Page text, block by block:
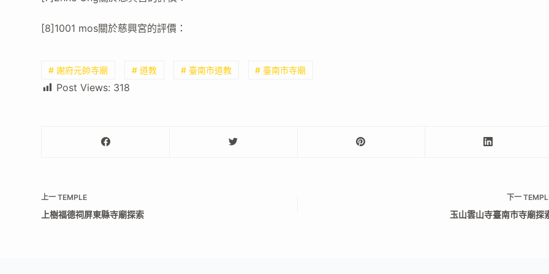
[8]1001 mos關於慈興宮的評價：
# 謝府元帥寺廟 # 道教 # 臺南市道教 # 臺南市寺廟
Post Views: 318
上一TEMPLE
上樹福德祠屏東縣寺廟探索
下一
玉山雲山寺臺南市寺廟探